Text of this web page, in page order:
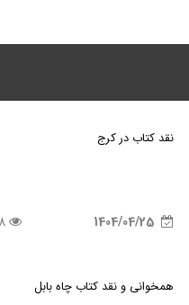
نقد کتاب در کرج
1404/04/25
318
همخوانی و نقد کتاب چاه بابل